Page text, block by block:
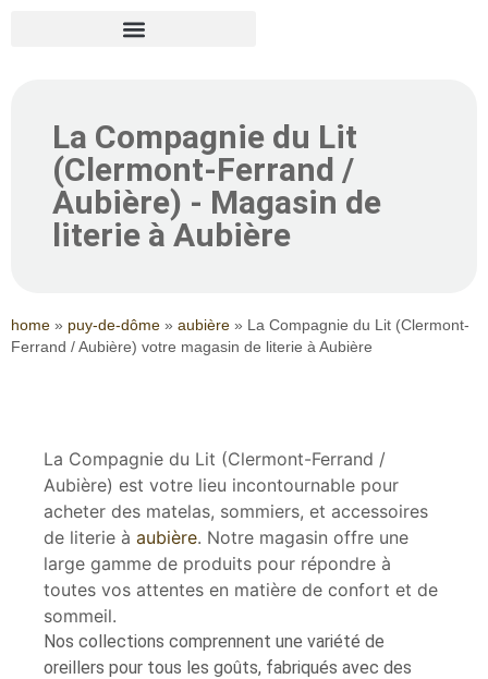
La Compagnie du Lit
(Clermont-Ferrand /
Aubière) - Magasin de
literie à Aubière
home » puy-de-dôme » aubière » La Compagnie du Lit (Clermont-
Ferrand / Aubière) votre magasin de literie à Aubière
La Compagnie du Lit (Clermont-Ferrand /
Aubière) est votre lieu incontournable pour
acheter des matelas, sommiers, et accessoires
de literie à aubière. Notre magasin offre une
large gamme de produits pour répondre à
toutes vos attentes en matière de confort et de
sommeil.
Nos collections comprennent une variété de
oreillers pour tous les goûts, fabriqués avec des